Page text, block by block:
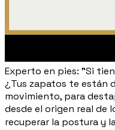
Experto en pies: "Si
¿Tus zapatos te están
movimiento, para
desde el origen real de
recuperar la postura y